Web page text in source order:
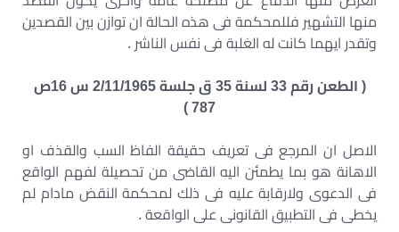
منها التشهير فللمحكمة فى هذه الحالة ان توازن بين القصدين
وتقدر ايهما كانت له الغلبة فى نفس الناشر .
( الطعن رقم 33 لسنة 35 ق جلسة 2/11/1965 س 16ص
787 )
الاصل ان المرجع فى تعريف حقيقة الفاظ السب والقذف او
الاهانة هو بما يطمئن اليه القاضى من تحصيلة لفهم الواقع
فى الدعوى ولارقابة عليه فى ذلك لمحكمة النقض مادام لم
يخطى فى التطبيق القانونى على الواقعة .